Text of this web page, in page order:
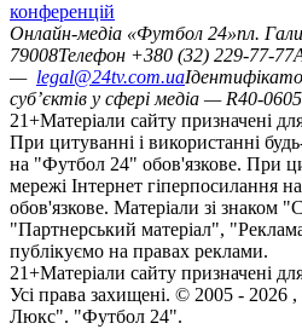
конференцій
Онлайн-медіа «Футбол 24»пл.
79008Телефон +380 (32) 229-77-77
— legal@24tv.com.ua
суб’єктів у сфері медіа — R40-
21+Матеріали сайту призначені
При цитуванні і використанні
на "Футбол 24" обов'язкове. При
мережі Інтернет гіперпосилання
обов'язкове. Матеріали зі знаком
"Партнерський матеріал",
публікуємо на правах реклами.
21+Матеріали сайту призначені
Усi права захищенi. © 2005 - 2026 ,
Люкс". "Футбол 24".